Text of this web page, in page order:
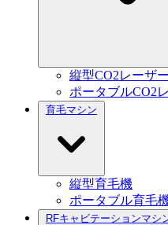
縦型CO2レーザ
ポータブルCO2
育毛マシン
縦型育毛機
ポータブル育毛
RFキャビテーションマシ